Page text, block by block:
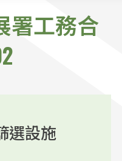
署工務合
選設施